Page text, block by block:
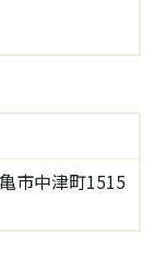
市中津町1515